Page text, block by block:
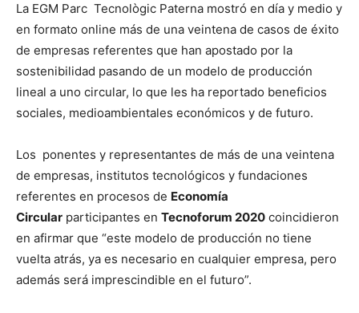
La EGM Parc Tecnològic Paterna mostró en día y medio y
en formato online más de una veintena de casos de éxito
de empresas referentes que han apostado por la
sostenibilidad pasando de un modelo de producción
lineal a uno circular, lo que les ha reportado beneficios
sociales, medioambientales económicos y de futuro.
Los ponentes y representantes de más de una veintena
de empresas, institutos tecnológicos y fundaciones
referentes en procesos de Economía
Circular participantes en Tecnoforum 2020 coincidieron
en afirmar que “este modelo de producción no tiene
vuelta atrás, ya es necesario en cualquier empresa, pero
además será imprescindible en el futuro”.